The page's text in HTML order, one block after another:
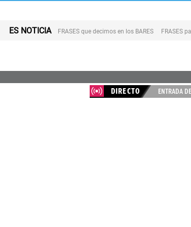
ES NOTICIA FRASES que decimos en los BARES FRASES
DIRECTO ENTRADA